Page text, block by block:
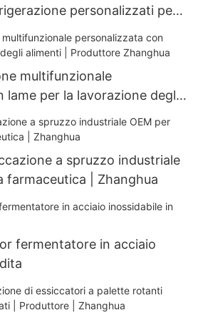
personalizzati per
personalizzabili
multifunzionale
lame per la lavorazione degli
Zhanghua
a spruzzo industriale
farmaceutica | Zhanghua
fermentatore in acciaio